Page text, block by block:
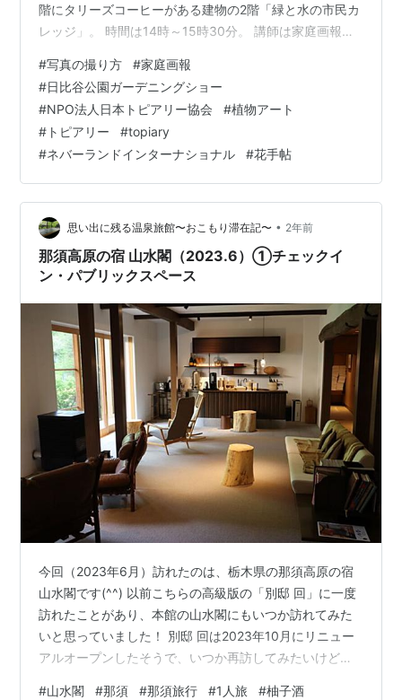
階にタリーズコーヒーがある建物の2階「緑と水の市民カ
レッジ」。 時間は14時～15時30分。 講師は家庭画報で
の横田秀樹様。 家庭画報.comで連載を持ち『花手帖
（ISBN978-4-418-25412-5）』の著者、高梨様のガー
デニング情報は豊富かつ新鮮で、話し出したら止まらな
い(笑)。 エディターの視点から「発信」についてもレク
チャーしていただきます。 写真が美しいことで…
#写真の撮り方 #家庭画報
#日比谷公園ガーデニングショー
#NPO法人日本トピアリー協会 #植物アート
# トピアリー #topiary
#ネバーランドインターナショナル #花手帖
思い出に残る温泉旅館〜おこもり滞在記〜 • 2年前
那須高原の宿 山水閣（2023.6）①チェックイ
ン・パブリックスペース
今回（2023年6月）訪れたのは、栃木県の那須高原の宿
山水閣です(^^) 以前こちらの高級版の「別邸 回」に一度
訪れたことがあり、本館の山水閣にもいつか訪れてみた
いと思っていました！ 別邸 回は2023年10月にリニュー
アルオープンしたそうで、いつか再訪してみたいけどい
#山水閣 #那須 #那須旅行 #1人旅 #柚子酒